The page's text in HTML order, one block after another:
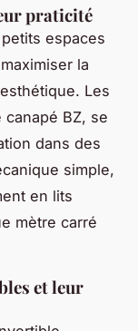
praticité
espaces
la
Les
canapé BZ, se
dans des
simple,
en lits
mètre carré
et leur